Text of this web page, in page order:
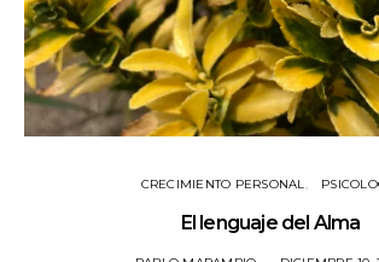
CRECIMIENTO PERSONAL
El lenguaje del Alma